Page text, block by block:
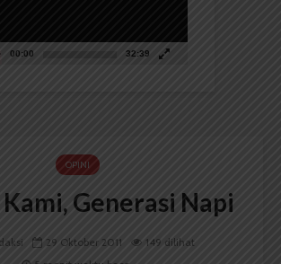
00:00 32:39
OPINI
Generasi Napi
29 Oktober 2011
149 dilihat